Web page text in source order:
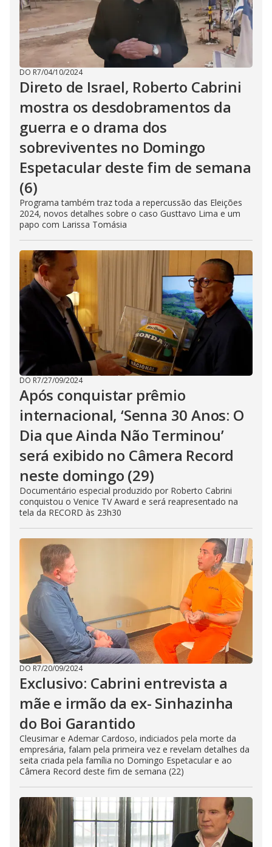
DO R7/04/10/2024
Direto de Israel, Roberto Cabrini
mostra os desdobramentos da
guerra e o drama dos
sobreviventes no Domingo
Espetacular deste fim de semana
(6)
Programa também traz toda a repercussão das Eleições
2024, novos detalhes sobre o caso Gusttavo Lima e um
papo com Larissa Tomásia
DO R7/27/09/2024
Após conquistar prêmio
internacional, ‘Senna 30 Anos: O
Dia que Ainda Não Terminou’
será exibido no Câmera Record
neste domingo (29)
Documentário especial produzido por Roberto Cabrini
conquistou o Venice TV Award e será reapresentado na
tela da RECORD às 23h30
DO R7/20/09/2024
Exclusivo: Cabrini entrevista a
mãe e irmão da ex- Sinhazinha
do Boi Garantido
Cleusimar e Ademar Cardoso, indiciados pela morte da
empresária, falam pela primeira vez e revelam detalhes da
seita criada pela família no Domingo Espetacular e ao
Câmera Record deste fim de semana (22)